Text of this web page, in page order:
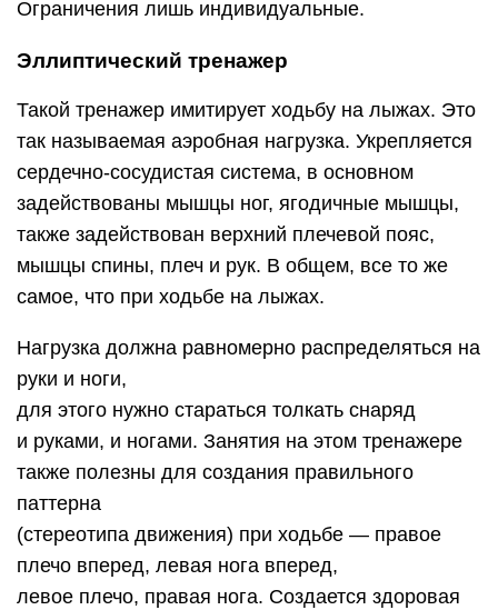
Ограничения лишь индивидуальные.
Эллиптический тренажер
Такой тренажер имитирует ходьбу на лыжах. Это
так называемая аэробная нагрузка. Укрепляется
сердечно-сосудистая система, в основном
задействованы мышцы ног, ягодичные мышцы,
также задействован верхний плечевой пояс,
мышцы спины, плеч и рук. В общем, все то же
самое, что при ходьбе на лыжах.
Нагрузка должна равномерно распределяться на
руки и ноги,
для этого нужно стараться толкать снаряд
и руками, и ногами. Занятия на этом тренажере
также полезны для создания правильного
паттерна
(стереотипа движения) при ходьбе — правое
плечо вперед, левая нога вперед,
левое плечо, правая нога. Создается здоровая